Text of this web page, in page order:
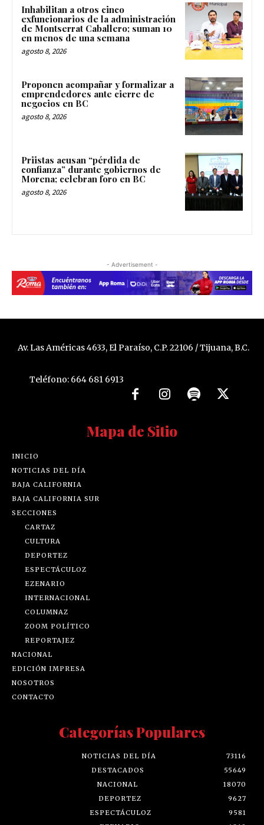
Inhabilitan a otros cinco
exfuncionarios de la administración
de Montserrat Caballero; suman 10
en menos de una semana
agosto 8, 2026
Proponen acompañar y formalizar a
emprendedores ante cierre de
negocios en BC
agosto 8, 2026
Priistas acusan “pérdida de
confianza” durante gobiernos de
Morena; celebran foro en BC
agosto 8, 2026
- Advertisement -
Av. Las Américas 4633, El Paraíso, C.P. 22106 / Tijuana, B.C.
Teléfono: 664 681 6913
Mapa de Sitio
INICIO
NOTICIAS DEL DÍA
BAJA CALIFORNIA
BAJA CALIFORNIA SUR
SECCIONES
CARTAZ
CULTURA
DEPORTEZ
ESPECTÁCULOZ
EZENARIO
INTERNACIONAL
COLUMNAZ
ZOOM POLÍTICO
REPORTAJEZ
NACIONAL
EDICIÓN IMPRESA
NOSOTROS
CONTACTO
Categorías Populares
NOTICIAS DEL DÍA
73116
DESTACADOS
55649
NACIONAL
18070
DEPORTEZ
9627
ESPECTÁCULOZ
9581